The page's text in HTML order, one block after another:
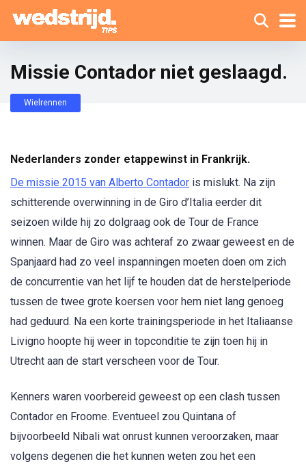
Missie Contador niet geslaagd.
Wielrennen
Nederlanders zonder etappewinst in Frankrijk.
De missie 2015 van Alberto Contador is mislukt. Na zijn
schitterende overwinning in de Giro d’Italia eerder dit
seizoen wilde hij zo dolgraag ook de Tour de France
winnen. Maar de Giro was achteraf zo zwaar geweest en de
Spanjaard had zo veel inspanningen moeten doen om zich
de concurrentie van het lijf te houden dat de herstelperiode
tussen de twee grote koersen voor hem niet lang genoeg
had geduurd. Na een korte trainingsperiode in het Italiaanse
Livigno hoopte hij weer in topconditie te zijn toen hij in
Utrecht aan de start verscheen voor de Tour.
Kenners waren voorbereid geweest op een clash tussen
Contador en Froome. Eventueel zou Quintana of
bijvoorbeeld Nibali wat onrust kunnen veroorzaken, maar
volgens degenen die het kunnen weten zou het een